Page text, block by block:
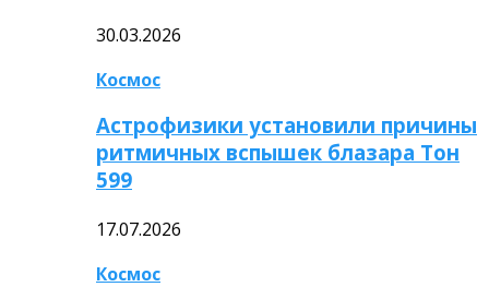
30.03.2026
Космос
Астрофизики установили причины
ритмичных вспышек блазара Тон
599
17.07.2026
Космос